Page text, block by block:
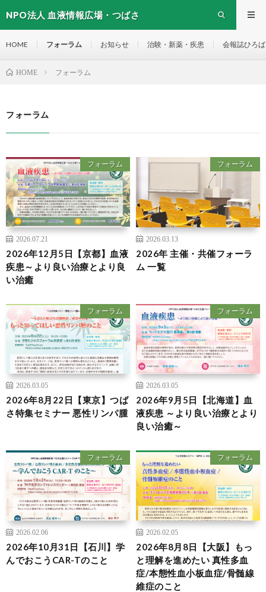
NPO法人 血液情報広場・つばさ
HOME フォーラム お知らせ 治験・新薬・疾患 会報誌ひろば
HOME フォーラム
フォーラム
フォーラム
2026.07.21
2026年12月5日【京都】血液
疾患～より良い治療とより良
い治癒
フォーラム
2026.03.13
2026年 主催・共催フォーラ
ム 一覧
フォーラム
2026.03.05
2026年8月22日【東京】つば
さ特集セミナー 悪性リンパ腫
フォーラム
2026.03.05
2026年9月5日【北海道】血
液疾患 ～より良い治療とより
良い治癒～
フォーラム
2026.02.06
2026年10月31日【石川】学
んでおこうCAR-Tのこと
フォーラム
2026.02.05
2026年8月8日【大阪】もっ
と理解を進めたい 真性多血
症/本態性血小板血症/骨髄線
維症のこと